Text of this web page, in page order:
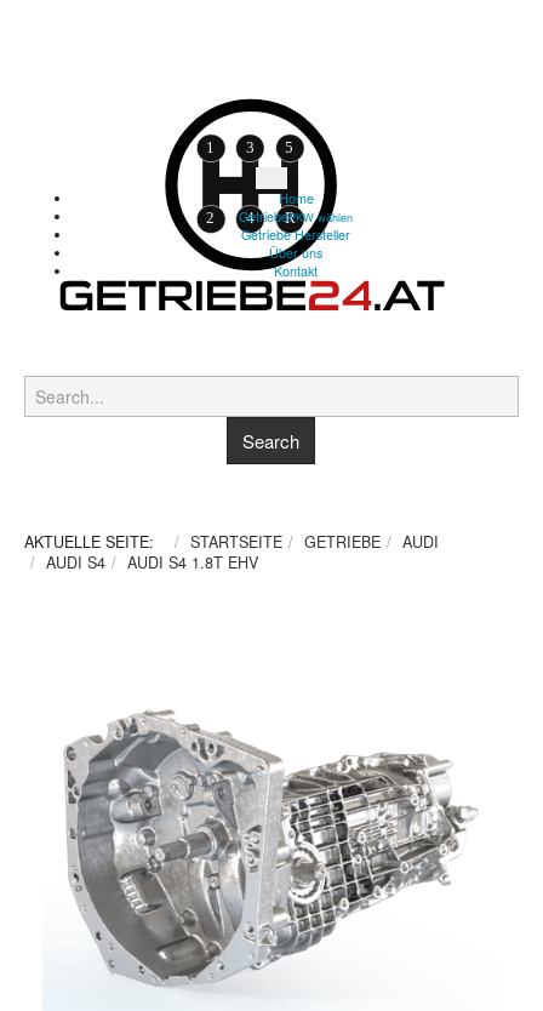
Home
GetriebePKW wählen
Getriebe Hersteller
Über uns
Kontakt
AKTUELLE SEITE: STARTSEITE GETRIEBE
AUDI
AUDI S4
AUDI S4 1.8T EHV